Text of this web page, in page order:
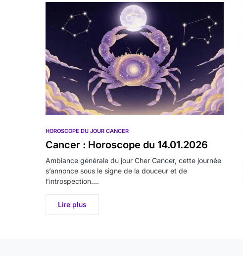
HOROSCOPE DU JOUR CANCER
Cancer : Horoscope du 14.01.2026
Ambiance générale du jour Cher Cancer, cette journée
s’annonce sous le signe de la douceur et de
l’introspection.…
Lire plus